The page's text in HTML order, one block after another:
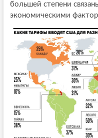
большей степени
экономическими